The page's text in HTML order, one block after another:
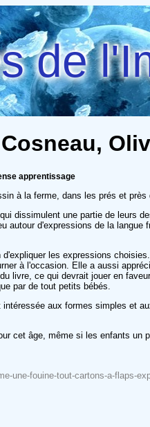
de
apprentissage
à la ferme, dans les prés et
dissimulent une partie de leurs
d'expressions de la
les expressions
à l'occasion. Elle a aussi
livre, ce qui devrait jouer en
par de tout petits bébés.
aux formes simples et
cet âge, même si les enfants
une-fouine-tout-cartons-a-flaps-